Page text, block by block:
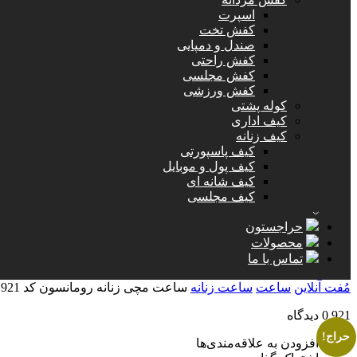
اسپرت
کفش تخت
صندل و دمپایی
کفش راحتی
کفش مجلسی
کفش ورزشی
کوله پشتی
کیف اداری
کیف زنانه
کیف پاسپورتی
کیف پول و موبایل
کیف شانه ای
کیف مجلسی
حراجستون
محصولات
تماس با ما
مُفت آنلاین ساعت ساعت زنانه ساعت مچی زنانه رومانسون کد 921
921 0 دیدگاه
حراج! افزودن به علاقه‌مندی‌ها